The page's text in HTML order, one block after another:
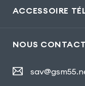
ACCESSOIRE
NOUS